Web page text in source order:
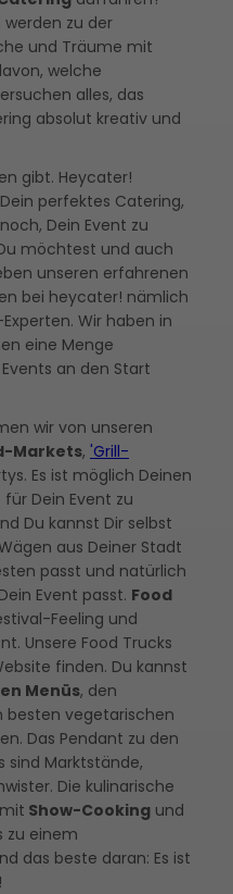
zu der
und Träume mit
welche
alles, das
absolut kreativ und
gibt. Heycater!
perfektes Catering,
Dein Event zu
möchtest und auch
unseren erfahrenen
bei heycater! nämlich
Wir haben in
eine Menge
an den Start
wir von unseren
Markets, 'Grill-
Es ist möglich Deinen
Dein Event zu
Du kannst Dir selbst
aus Deiner Stadt
passt und natürlich
Event passt. Food
Feeling und
Unsere Food Trucks
finden. Du kannst
Menüs, den
besten vegetarischen
Das Pendant zu den
sind Marktstände,
Die kulinarische
Show-Cooking und
zu einem
das beste daran: Es ist